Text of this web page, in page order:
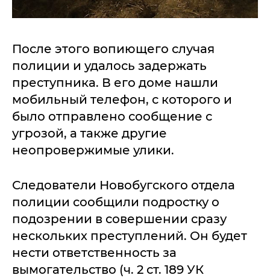
После этого вопиющего случая
полиции и удалось задержать
преступника. В его доме нашли
мобильный телефон, с которого и
было отправлено сообщение с
угрозой, а также другие
неопровержимые улики.
Следователи Новобугского отдела
полиции сообщили подростку о
подозрении в совершении сразу
нескольких преступлений. Он будет
нести ответственность за
вымогательство (ч. 2 ст. 189 УК